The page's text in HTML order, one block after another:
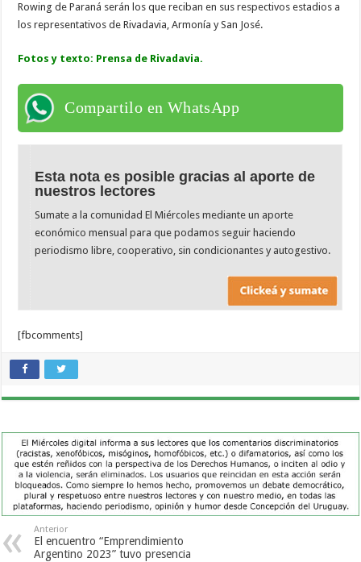
Rowing de Paraná serán los que reciban en sus respectivos estadios a
los representativos de Rivadavia, Armonía y San José.
Fotos y texto: Prensa de Rivadavia.
Compartilo en WhatsApp
Esta nota es posible gracias al aporte de
nuestros lectores
Sumate a la comunidad El Miércoles mediante un aporte
económico mensual para que podamos seguir haciendo
periodismo libre, cooperativo, sin condicionantes y autogestivo.
[fbcomments]
Anterior
El encuentro “Emprendimiento
Argentino 2023” tuvo presencia